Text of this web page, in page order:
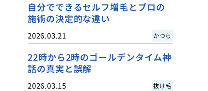
自分でできるセルフ増毛とプロの
施術の決定的な違い
2026.03.21 かつら
22時から2時のゴールデンタイム神
話の真実と誤解
2026.03.15 抜け毛